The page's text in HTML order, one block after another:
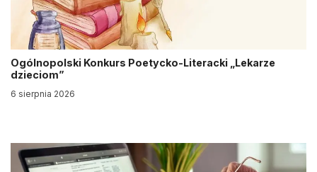
Ogólnopolski Konkurs Poetycko-Literacki „Lekarze
dzieciom”
6 sierpnia 2026